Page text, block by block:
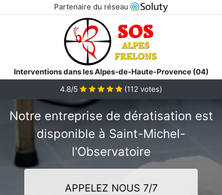
Partenaire du réseau
Interventions dans les Alpes-de-Haute-Provence (04)
4.8/5
(112 votes)
Notre entreprise de dératisation est
disponible à Saint-Michel-
l'Observatoire
APPELEZ NOUS 7/7